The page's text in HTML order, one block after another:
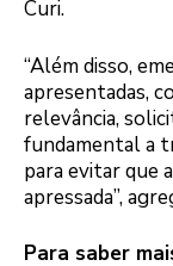
Curi.
“Além disso,
apresentadas,
relevância,
fundamental a
para evitar que
apressada”,
Para saber